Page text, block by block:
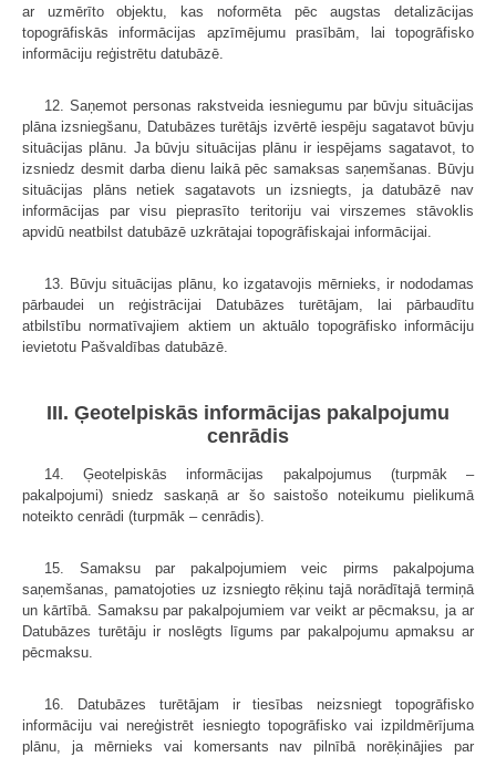
ar uzmērīto objektu, kas noformēta pēc augstas detalizācijas
topogrāfiskās informācijas apzīmējumu prasībām, lai topogrāfisko
informāciju reģistrētu datubāzē.
12. Saņemot personas rakstveida iesniegumu par būvju situācijas
plāna izsniegšanu, Datubāzes turētājs izvērtē iespēju sagatavot būvju
situācijas plānu. Ja būvju situācijas plānu ir iespējams sagatavot, to
izsniedz desmit darba dienu laikā pēc samaksas saņemšanas. Būvju
situācijas plāns netiek sagatavots un izsniegts, ja datubāzē nav
informācijas par visu pieprasīto teritoriju vai virszemes stāvoklis
apvidū neatbilst datubāzē uzkrātajai topogrāfiskajai informācijai.
13. Būvju situācijas plānu, ko izgatavojis mērnieks, ir nododamas
pārbaudei un reģistrācijai Datubāzes turētājam, lai pārbaudītu
atbilstību normatīvajiem aktiem un aktuālo topogrāfisko informāciju
ievietotu Pašvaldības datubāzē.
III. Ģeotelpiskās informācijas pakalpojumu
cenrādis
14. Ģeotelpiskās informācijas pakalpojumus (turpmāk –
pakalpojumi) sniedz saskaņā ar šo saistošo noteikumu pielikumā
noteikto cenrādi (turpmāk – cenrādis).
15. Samaksu par pakalpojumiem veic pirms pakalpojuma
saņemšanas, pamatojoties uz izsniegto rēķinu tajā norādītajā termiņā
un kārtībā. Samaksu par pakalpojumiem var veikt ar pēcmaksu, ja ar
Datubāzes turētāju ir noslēgts līgums par pakalpojumu apmaksu ar
pēcmaksu.
16. Datubāzes turētājam ir tiesības neizsniegt topogrāfisko
informāciju vai nereģistrēt iesniegto topogrāfisko vai izpildmērījuma
plānu, ja mērnieks vai komersants nav pilnībā norēķinājies par